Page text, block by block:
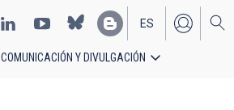
EN
ES
COMUNICACIÓN Y DIVULGACIÓN